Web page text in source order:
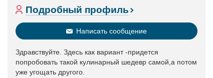
Подробный профиль
Написать сообщение
Здравствуйте. Здесь как вариант -придется
попробовать такой кулинарный шедевр самой,а потом
уже угощать другого.